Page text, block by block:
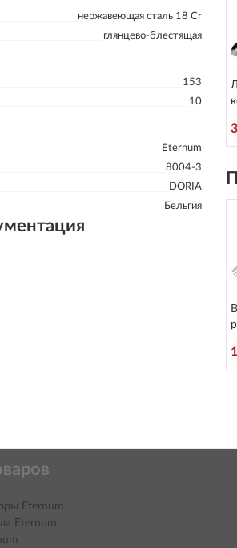
нержавеющая сталь 18 Cr
глянцево-блестящая
153
10
Eternum
8004-3
DORIA
Бельгия
Eternum
Eternum